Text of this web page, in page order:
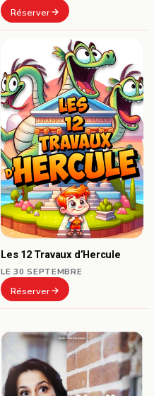
Réserver
Les 12 Travaux d’Hercule
LE 30 SEPTEMBRE
Réserver